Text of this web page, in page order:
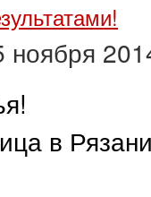
ноября
в